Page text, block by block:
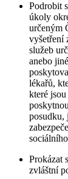
Podrobit
úkoly
určeným
vyšetření
služeb
anebo
lékařů,
které
posudku,
Prokázat
zvláštní